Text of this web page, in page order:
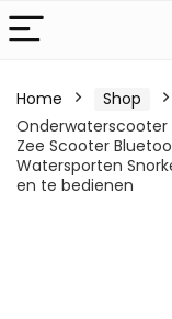
Home Shop
Zee Scooter
Watersporten
en te bedienen